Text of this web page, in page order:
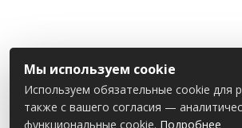
Мы используем cookie
Используем обязательные cookie для
также с вашего согласия —
функциональные cookie. Подробнее